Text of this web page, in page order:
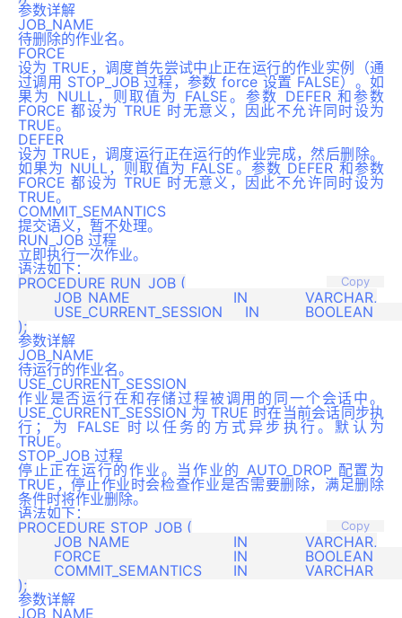
参数详解
JOB_NAME
待删除的作业名。
FORCE
设为 TRUE，调度首先尝试中止正在运行的作业实例（通
过调用 STOP_JOB 过程，参数 force 设置 FALSE）。如
果为 NULL，则取值为 FALSE。参数 DEFER 和参数
FORCE 都设为 TRUE 时无意义，因此不允许同时设为
TRUE。
DEFER
设为 TRUE，调度运行正在运行的作业完成，然后删除。
如果为 NULL，则取值为 FALSE。参数 DEFER 和参数
FORCE 都设为 TRUE 时无意义，因此不允许同时设为
TRUE。
COMMIT_SEMANTICS
提交语义，暂不处理。
RUN_JOB 过程
立即执行一次作业。
语法如下：
Copy
PROCEDURE RUN_JOB (
参数详解
JOB_NAME
待运行的作业名。
USE_CURRENT_SESSION
作业是否运行在和存储过程被调用的同一个会话中。
USE_CURRENT_SESSION 为 TRUE 时在当前会话同步执
行；为 FALSE 时以任务的方式异步执行。默认为
TRUE。
STOP_JOB 过程
停止正在运行的作业。当作业的 AUTO_DROP 配置为
TRUE，停止作业时会检查作业是否需要删除，满足删除
条件时将作业删除。
语法如下：
Copy
PROCEDURE STOP_JOB (
参数详解
JOB_NAME